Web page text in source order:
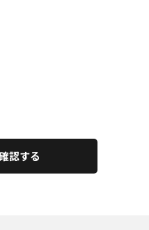
認する